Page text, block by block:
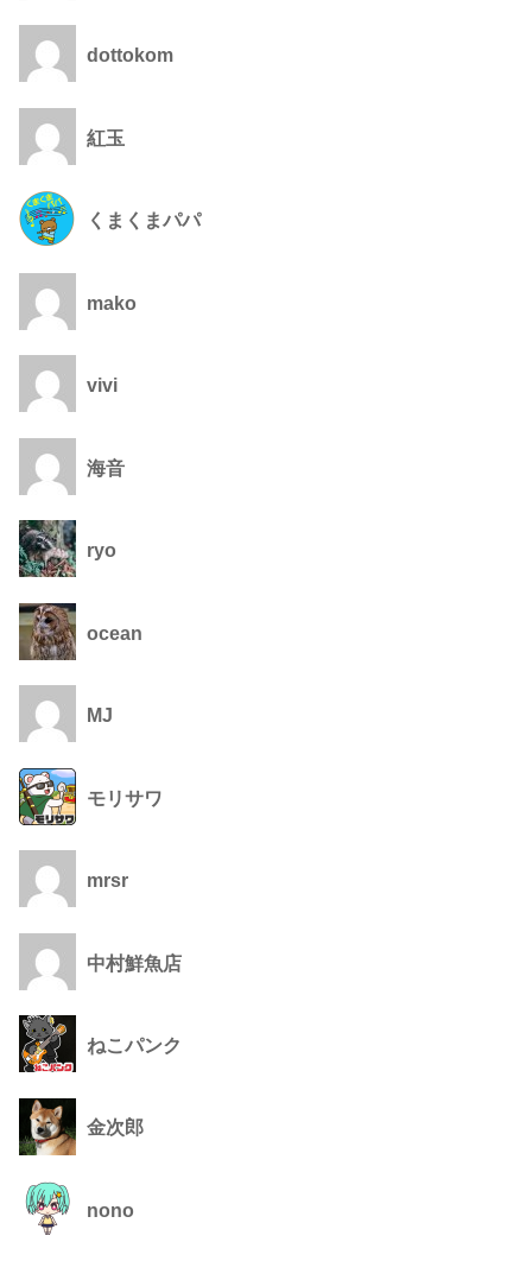
dottokom
紅玉
くまくまパパ
mako
vivi
海音
ryo
ocean
MJ
モリサワ
mrsr
中村鮮魚店
ねこパンク
金次郎
nono